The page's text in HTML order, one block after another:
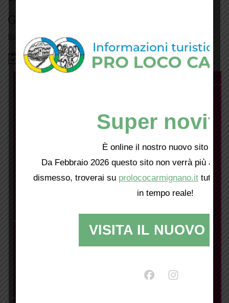
Giorno per giorno a Carmignano
Scopri tutti gli eventiqui
Bacheca
Super
È online il nostro nuovo sito web!
Da Febbraio 2026 questo sito non verrà più
dismesso, troverai su prolococarmignano.it tutti i
in tempo reale!
VISITA IL NUOVO